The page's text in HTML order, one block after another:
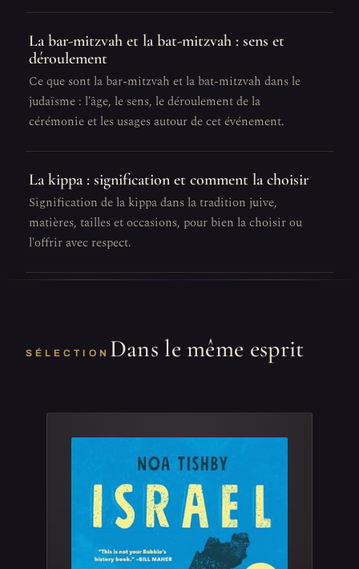
La bar-mitzvah et la bat-mitzvah : sens et
déroulement
Ce que sont la bar-mitzvah et la bat-mitzvah dans le
judaïsme : l'âge, le sens, le déroulement de la
cérémonie et les usages autour de cet événement.
La kippa : signification et comment la choisir
Signification de la kippa dans la tradition juive,
matières, tailles et occasions, pour bien la choisir ou
l'offrir avec respect.
SÉLECTION Dans le même esprit